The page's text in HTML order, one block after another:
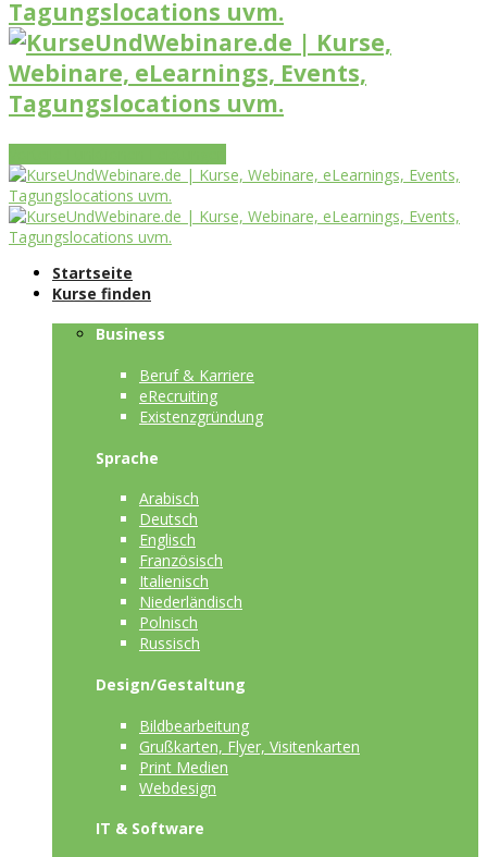
Startseite
Kurse finden
Business
Beruf & Karriere
eRecruiting
Existenzgründung
Sprache
Arabisch
Deutsch
Englisch
Französisch
Italienisch
Niederländisch
Polnisch
Russisch
Design/Gestaltung
Bildbearbeitung
Grußkarten, Flyer, Visitenkarten
Print Medien
Webdesign
IT & Software